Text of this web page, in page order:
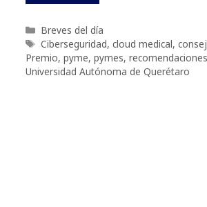
Categorías
Breves del día
Etiquetas
Ciberseguridad, cloud medical,
Premio, pyme, pymes, recomendaciones
Universidad Autónoma de Querétaro